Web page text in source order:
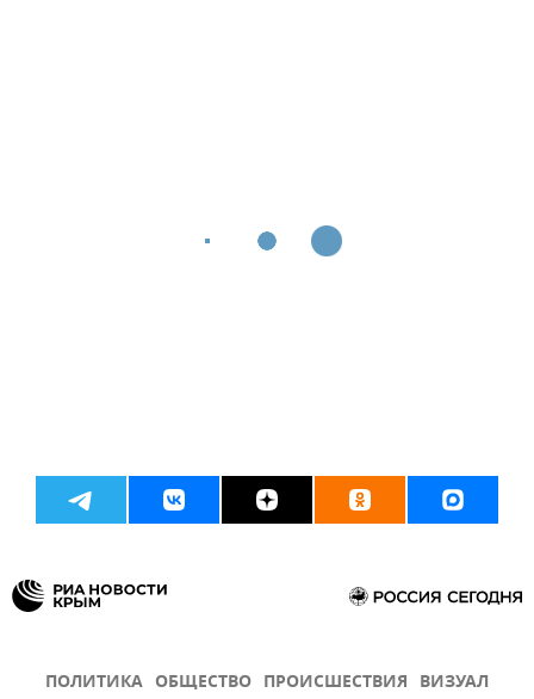
ПОЛИТИКА ОБЩЕСТВО ПРОИСШЕСТВИЯ ВИЗУАЛ